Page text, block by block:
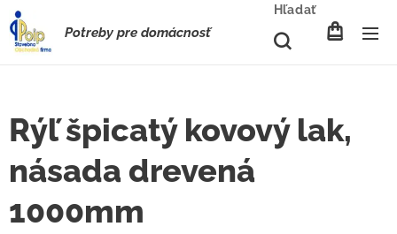
Potreby pre domácnosť
Hľadať
Rýľ špicatý kovový lak,
násada drevená
1000mm